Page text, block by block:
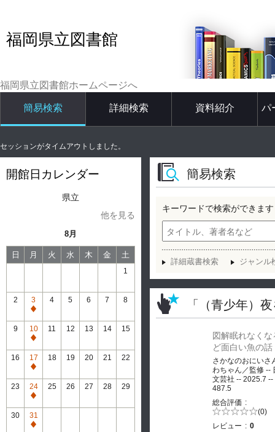
福岡県立図書館
福岡県立図書館ホームページへ
簡易検索 詳細検索 資料紹介 パ
セッションがタイムアウトしました。
開館日カレンダー
県立
他を見る
8月
日 月 火 水 木 金 土
1
2
3
通
常
休
館
4 5 6 7 8
9
10
通
常
休
館
11 12 13 14 15
16
17
通
常
休
館
18 19 20 21 22
23
24
通
常
休
25 26 27 28 29
30
31
通
簡易検索
キーワードで検索ができます
詳細蔵書検索 ジャンル
「（青少年）
図解眠れなくな
ど面白い魚の話
さかなのおにいさ
わちゃん／監修 --
文芸社 -- 2025.7 --
487.5
総合評価
5段階評価の (0)
レビュー
0